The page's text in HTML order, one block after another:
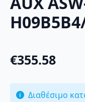
€355.58
Διαθέσιμο